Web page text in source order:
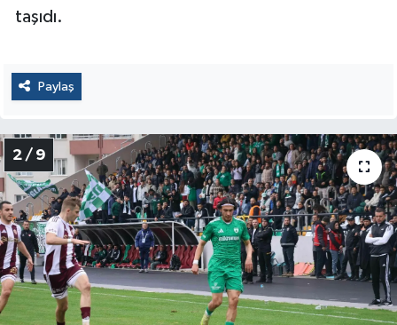
taşıdı.
Paylaş
2 / 9